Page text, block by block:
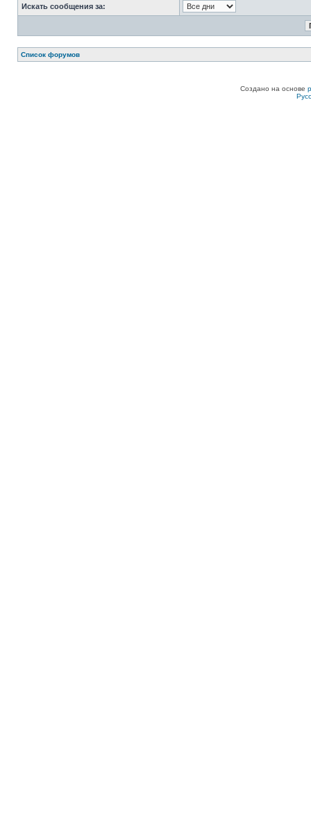
Искать сообщения за:
Список форумов
Создано на основе